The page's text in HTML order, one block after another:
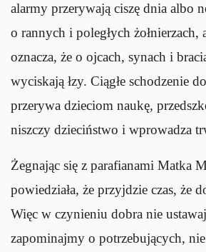
alarmy przerywają ciszę dnia albo
o rannych i poległych żołnierzach,
oznacza, że o ojcach, synach i
wyciskają łzy. Ciągłe schodzenie
przerywa dzieciom naukę,
niszczy dzieciństwo i wprowadza
Żegnając się z parafianami Matka
powiedziała, że przyjdzie czas, że
Więc w czynieniu dobra nie
zapominajmy o potrzebujących,